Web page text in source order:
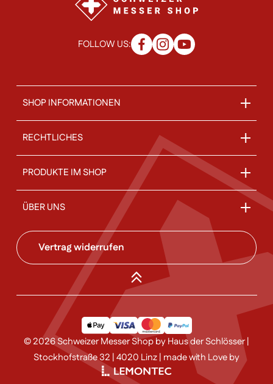
FOLLOW US:
SHOP INFORMATIONEN
RECHTLICHES
PRODUKTE IM SHOP
ÜBER UNS
Vertrag widerrufen
© 2026 Schweizer Messer Shop by Haus der Schlösser |
Stockhofstraße 32 | 4020 Linz | made with Love by